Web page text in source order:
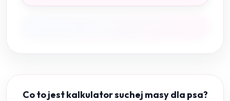
Co to jest kalkulator suchej masy dla psa?